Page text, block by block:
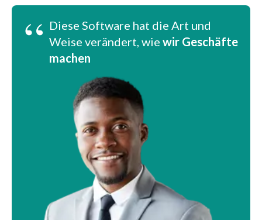
“ Diese Software hat die Art und
Weise verändert, wie wir Geschäfte
machen